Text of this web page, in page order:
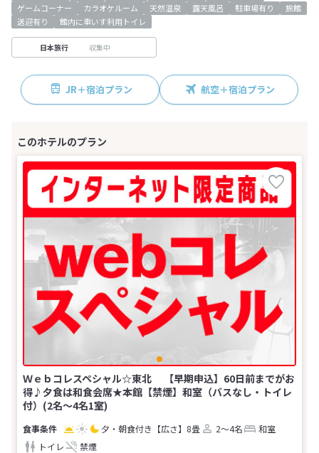
ゲームコーナー
カラオケルーム 天然温泉 露天風呂 駐車場有り
旅館
送迎有り
館内に車いす利用トイレ
日本旅行 収集中
JR＋宿泊プラン 航空＋宿泊プラン
Ｗｅｂコレスペシャル☆東北 【早期申込】60日前までがお
得♪夕食は和食会席★本館【禁煙】和室（バスなし・トイレ
付）(2名～4名1室)
夕・朝食付き 【広さ】8畳 2～4名
和室
トイレ
禁煙